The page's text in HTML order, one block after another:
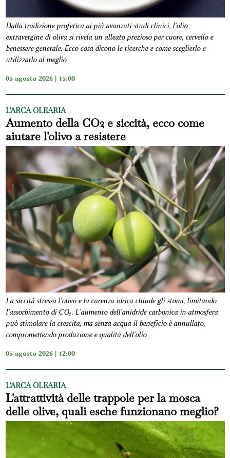
Dalla tradizione profetica ai più avanzati studi clinici, l'olio
extravergine di oliva si rivela un alleato prezioso per cuore, cervello e
benessere generale. Ecco cosa dicono le ricerche e come sceglierlo e
utilizzarlo al meglio
05 agosto 2026 | 15:00
L'ARCA OLEARIA
Aumento della CO2 e siccità, ecco come
aiutare l'olivo a resistere
La siccità stressa l'olivo e la carenza idrica chiude gli stomi, limitando
l'assorbimento di CO₂. L'aumento dell'anidride carbonica in atmosfera
può stimolare la crescita, ma senza acqua il beneficio è annullato,
compromettendo produzione e qualità dell'olio
05 agosto 2026 | 12:00
L'ARCA OLEARIA
L'attrattività delle trappole per la mosca
delle olive, quali esche funzionano meglio?